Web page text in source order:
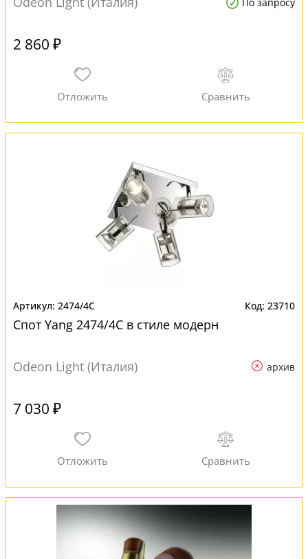
2 860 ₽
2474/4C 23710
Спот Yang 2474/4C в стиле модерн
Odeon Light (Италия) архив
7 030 ₽